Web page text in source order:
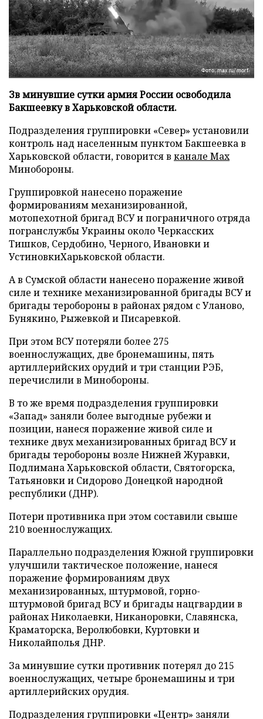
Фото: max.ru/morf
Зв минувшие сутки армия России освободила
Бакшеевку в Харьковской области.
Подразделения группировки «Север» установили
контроль над населенным пунктом Бакшеевка в
Харьковской области, говорится в канале Max
Минобороны.
Группировкой нанесено поражение
формированиям механизированной,
мотопехотной бригад ВСУ и пограничного отряда
погранслужбы Украины около Черкасских
Тишков, Сердобино, Черного, Ивановки и
УстиновкиХарьковской области.
А в Сумской области нанесено поражение живой
силе и технике механизированной бригады ВСУ и
бригады теробороны в районах рядом с Уланово,
Бунякино, Рыжевкой и Писаревкой.
При этом ВСУ потеряли более 275
военнослужащих, две бронемашины, пять
артиллерийских орудий и три станции РЭБ,
перечислили в Минобороны.
В то же время подразделения группировки
«Запад» заняли более выгодные рубежи и
позиции, нанеся поражение живой силе и
технике двух механизированных бригад ВСУ и
бригады теробороны возле Нижней Журавки,
Подлимана Харьковской области, Святогорска,
Татьяновки и Сидорово Донецкой народной
республики (ДНР).
Потери противника при этом составили свыше
210 военнослужащих.
Параллельно подразделения Южной группировки
улучшили тактическое положение, нанеся
поражение формированиям двух
механизированных, штурмовой, горно-
штурмовой бригад ВСУ и бригады нацгвардии в
районах Николаевки, Никаноровки, Славянска,
Краматорска, Веролюбовки, Куртовки и
Николайполья ДНР.
За минувшие сутки противник потерял до 215
военнослужащих, четыре бронемашины и три
артиллерийских орудия.
Подразделения группировки «Центр» заняли